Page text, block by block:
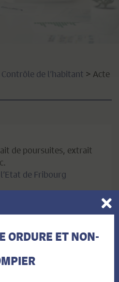
Contrôle de l’habitant > Acte
de poursuites, extrait
de Fribourg
ORDURE ET NON-